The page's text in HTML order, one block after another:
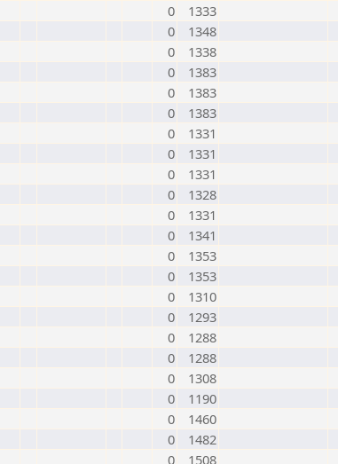
0
1333
0
1348
0
1338
0
1383
0
1383
0
1383
0
1331
0
1331
0
1331
0
1328
0
1331
0
1341
0
1353
0
1353
0
1310
0
1293
0
1288
0
1288
0
1308
0
1190
0
1460
0
1482
0
1508